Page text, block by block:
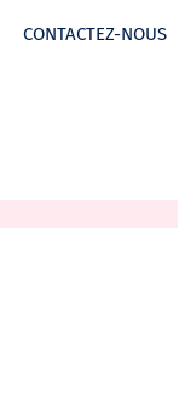
CONTACTEZ-NOUS